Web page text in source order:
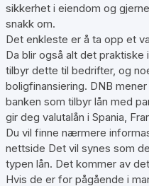
sikkerhet i eiendom og
snakk om.
Det enkleste er å ta opp et
Da blir også alt det
tilbyr dette til bedrifter, og
boligfinansiering. DNB
banken som tilbyr lån med
gir deg valutalån i Spania,
Du vil finne nærmere
nettside Det vil synes som
typen lån. Det kommer av
Hvis de er for pågående i